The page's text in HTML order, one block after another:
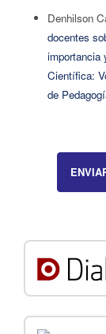
Denhilson
docentes
importancia
Científica:
de